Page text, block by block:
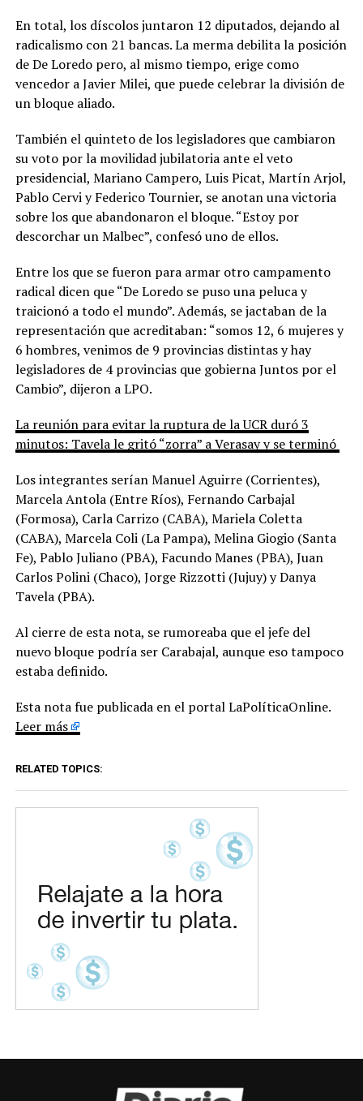
En total, los díscolos juntaron 12 diputados, dejando al
radicalismo con 21 bancas. La merma debilita la posición
de De Loredo pero, al mismo tiempo, erige como
vencedor a Javier Milei, que puede celebrar la división de
un bloque aliado.
También el quinteto de los legisladores que cambiaron
su voto por la movilidad jubilatoria ante el veto
presidencial, Mariano Campero, Luis Picat, Martín Arjol,
Pablo Cervi y Federico Tournier, se anotan una victoria
sobre los que abandonaron el bloque. “Estoy por
descorchar un Malbec”, confesó uno de ellos.
Entre los que se fueron para armar otro campamento
radical dicen que “De Loredo se puso una peluca y
traicionó a todo el mundo”. Además, se jactaban de la
representación que acreditaban: “somos 12, 6 mujeres y
6 hombres, venimos de 9 provincias distintas y hay
legisladores de 4 provincias que gobierna Juntos por el
Cambio”, dijeron a LPO.
La reunión para evitar la ruptura de la UCR duró 3
minutos: Tavela le gritó “zorra” a Verasay y se terminó
Los integrantes serían Manuel Aguirre (Corrientes),
Marcela Antola (Entre Ríos), Fernando Carbajal
(Formosa), Carla Carrizo (CABA), Mariela Coletta
(CABA), Marcela Coli (La Pampa), Melina Giogio (Santa
Fe), Pablo Juliano (PBA), Facundo Manes (PBA), Juan
Carlos Polini (Chaco), Jorge Rizzotti (Jujuy) y Danya
Tavela (PBA).
Al cierre de esta nota, se rumoreaba que el jefe del
nuevo bloque podría ser Carabajal, aunque eso tampoco
estaba definido.
Esta nota fue publicada en el portal LaPolíticaOnline.
Leer más
RELATED TOPICS: